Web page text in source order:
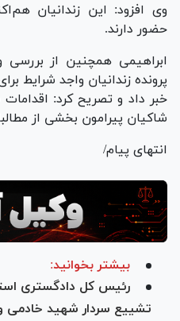
وی افزود: این زندانیان
حضور دارند.
پرونده زندانیان واجد شرایط
خبر داد و تصریح کرد:
شاکیان پیرامون بخشی از
انتهای پیام/
بیشتر بخوانید:
رئیس کل دادگستری
تشییع سردار شهید خادمی و